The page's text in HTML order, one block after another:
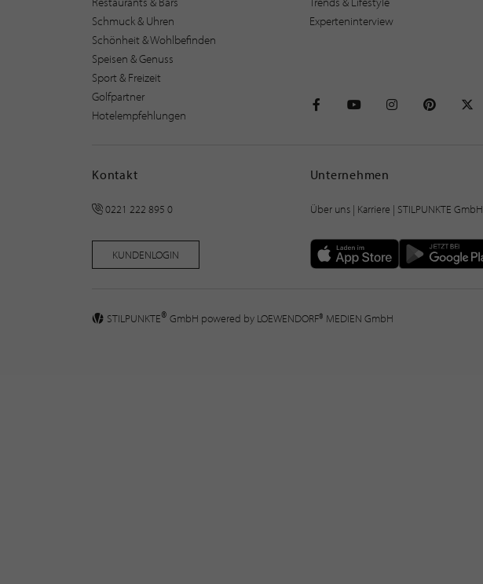
Schmuck & Uhren
Schönheit & Wohlbefinden
Speisen & Genuss
Sport & Freizeit
Golfpartner
Hotelempfehlungen
Experteninterview
Kontakt
0221 222 895 0
KUNDENLOGIN
Unternehmen
Über uns| Karriere | STILPUNKTE GmbH
STILPUNKTE® GmbH powered by LOEWENDORF® MEDIEN GmbH